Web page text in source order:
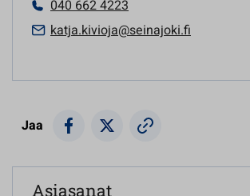
040 662 4223
katja.kivioja@seinajoki.fi
Jaa
Asiasanat